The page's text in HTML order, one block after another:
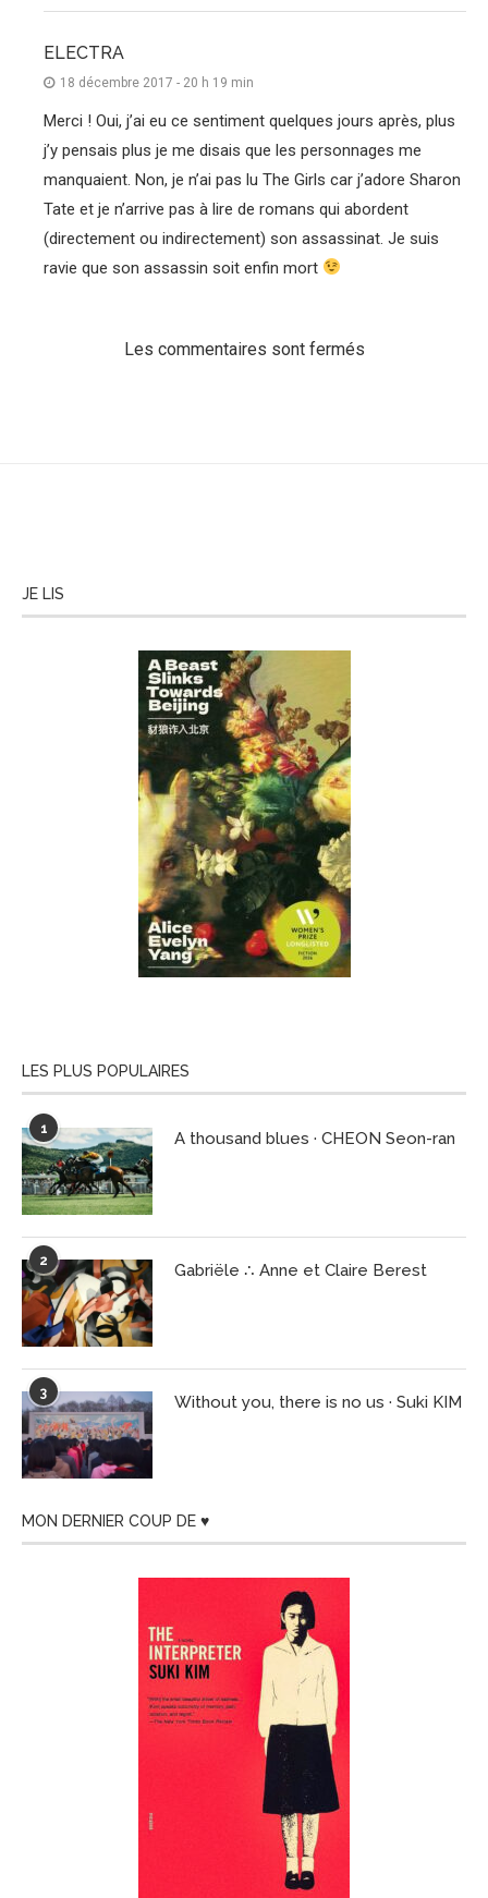
ELECTRA
18 décembre 2017 - 20 h 19 min
Merci ! Oui, j’ai eu ce sentiment quelques jours après, plus
j’y pensais plus je me disais que les personnages me
manquaient. Non, je n’ai pas lu The Girls car j’adore Sharon
Tate et je n’arrive pas à lire de romans qui abordent
(directement ou indirectement) son assassinat. Je suis
ravie que son assassin soit enfin mort
Les commentaires sont fermés
JE LIS
LES PLUS POPULAIRES
1 A thousand blues · CHEON Seon-ran
2 Gabriële ∴ Anne et Claire Berest
3 Without you, there is no us · Suki KIM
MON DERNIER COUP DE ♥